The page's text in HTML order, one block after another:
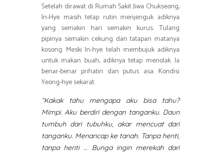
Setelah dirawat di Rumah Sakit Jiwa Chukseong,
In-Hye masih tetap rutin menjenguk adiknya
yang semakin hari semakin kurus. Tulang
pipinya semakin cekung dan tatapan matanya
kosong. Meski In-hye telah membujuk adiknya
untuk makan buah, adiknya tetap menolak. Ia
benar-benar prihatin dan putus asa. Kondisi
Yeong-hye sekarat.
“Kakak tahu mengapa aku bisa tahu?
Mimpi. Aku berdiri dengan tanganku. Daun
tumbuh dari tubuhku, akar mencuat dari
tanganku. Menancap ke tanah. Tanpa henti,
tanpa henti … Bunga ingin merekah dari